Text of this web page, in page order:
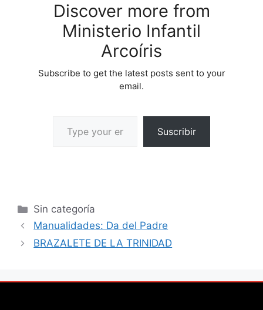
Discover more from
Ministerio Infantil
Arcoíris
Subscribe to get the latest posts sent to your
email.
Suscribir
Sin categoría
Manualidades: Da del Padre
BRAZALETE DE LA TRINIDAD